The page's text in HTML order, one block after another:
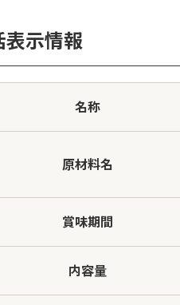
表示情報
名称
原材料名
賞味期間
内容量